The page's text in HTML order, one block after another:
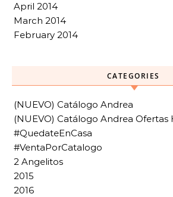
April 2014
March 2014
February 2014
CATEGORIES
(NUEVO) Catálogo Andrea
(NUEVO) Catálogo Andrea Ofertas
#QuedateEnCasa
#VentaPorCatalogo
2 Angelitos
2015
2016